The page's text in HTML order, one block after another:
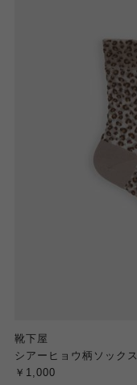
靴下屋
シアーヒョウ柄ソックス
￥1,000